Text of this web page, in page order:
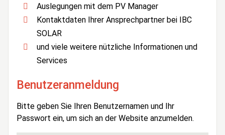
Auslegungen mit dem PV Manager
Kontaktdaten Ihrer Ansprechpartner bei IBC
SOLAR
und viele weitere nützliche Informationen und
Services
Benutzeranmeldung
Bitte geben Sie Ihren Benutzernamen und Ihr
Passwort ein, um sich an der Website anzumelden.